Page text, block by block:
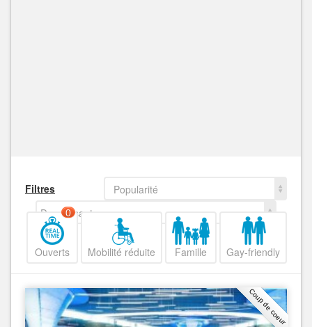
Filtres
Popularité
Decroissant
Ouverts
0
Mobilité réduite Famille Gay-friendly
Coup de coeur